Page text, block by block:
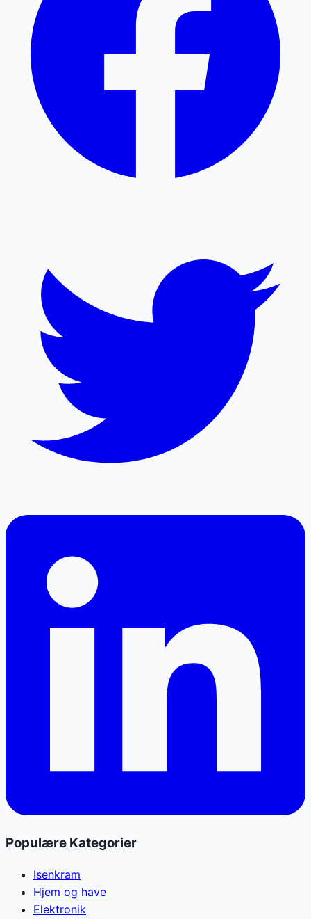
Populære Kategorier
Isenkram
Hjem og have
Elektronik